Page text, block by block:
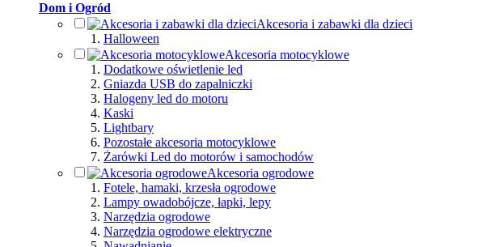
Dom i Ogród
Akcesoria i zabawki dla dzieci
Halloween
Akcesoria motocyklowe
Dodatkowe oświetlenie led
Gniazda USB do zapalniczki
Halogeny led do motoru
Kaski
Lightbary
Pozostałe akcesoria motocyklowe
Żarówki Led do motorów i samochodów
Akcesoria ogrodowe
Fotele, hamaki, krzesła ogrodowe
Lampy owadobójcze, łapki, lepy
Narzędzia ogrodowe
Narzędzia ogrodowe elektryczne